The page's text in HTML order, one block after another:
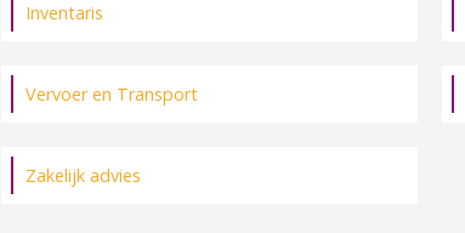
Inventaris
Vervoer en Transport
Zakelijk advies